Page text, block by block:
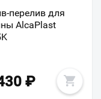
перелив для
AlcaPlast
₽